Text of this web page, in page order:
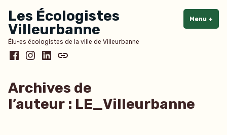
au
contenu
Les Écologistes
Villeurbanne
Élu·es écologistes de la ville de Villeurbanne
Menu +
Facebook
Instagram
LinkedInBluesky
Archives de
l’auteur : LE_Villeurbanne